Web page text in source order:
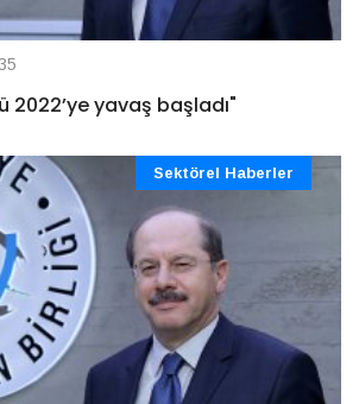
2022’ye yavaş başladı"
Sektörel Haberler